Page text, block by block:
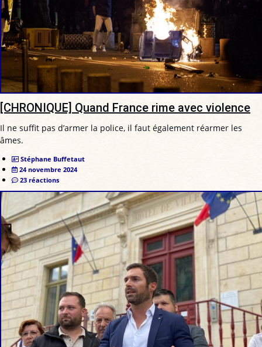
[CHRONIQUE] Quand France rime avec violence
Il ne suffit pas d’armer la police, il faut également réarmer les
âmes.
Stéphane Buffetaut
24 novembre 2024
23 réactions